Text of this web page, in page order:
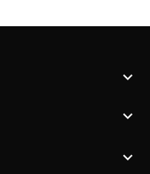


